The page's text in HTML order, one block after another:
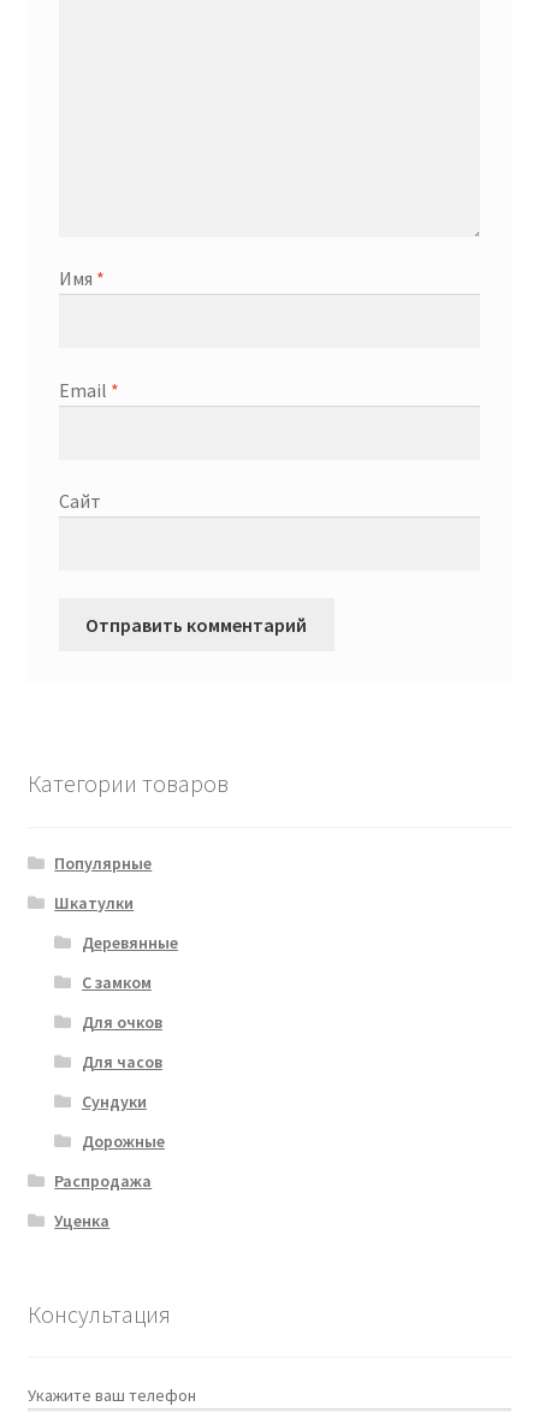
Имя *
Email *
Сайт
Категории товаров
Популярные
Шкатулки
Деревянные
С замком
Для очков
Для часов
Сундуки
Дорожные
Распродажа
Уценка
Консультация
Укажите ваш телефон